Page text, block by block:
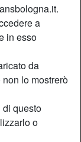
a
in esso
da
lo mostrerò
di questo
o
cm
Kg
fantasia